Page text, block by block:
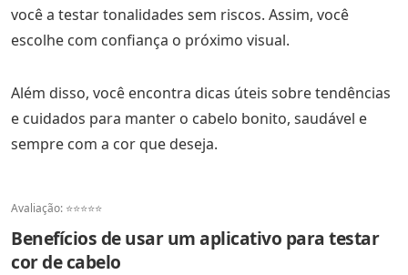
você a testar tonalidades sem riscos. Assim, você
escolhe com confiança o próximo visual.
Além disso, você encontra dicas úteis sobre tendências
e cuidados para manter o cabelo bonito, saudável e
sempre com a cor que deseja.
Avaliação: ⭐⭐⭐⭐⭐
Benefícios de usar um aplicativo para testar
cor de cabelo